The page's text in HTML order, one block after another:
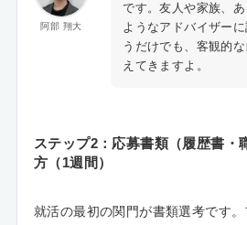
阿部 翔大
です。友人や家族、
ようなアドバイザー
うだけでも、客観的
えてきますよ。
ステップ2：応募書類（履歴書・
方（1週間）
就活の最初の関門が書類選考です。